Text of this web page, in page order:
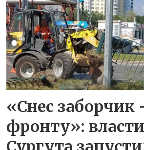
«Снес
фронту»: власти